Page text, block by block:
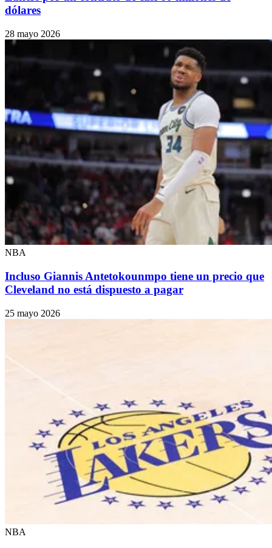
dólares
28 mayo 2026
NBA
Incluso Giannis Antetokounmpo tiene un precio que
Cleveland no está dispuesto a pagar
25 mayo 2026
NBA